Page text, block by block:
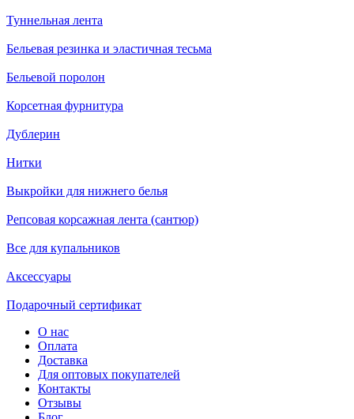
Туннельная лента
Бельевая резинка и эластичная тесьма
Бельевой поролон
Корсетная фурнитура
Дублерин
Нитки
Выкройки для нижнего белья
Репсовая корсажная лента (сантюр)
Все для купальников
Аксессуары
Подарочный сертификат
О нас
Оплата
Доставка
Для оптовых покупателей
Контакты
Отзывы